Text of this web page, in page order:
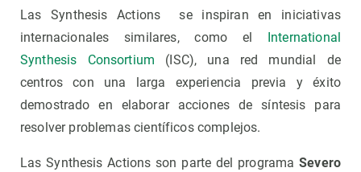
Las Synthesis Actions se inspiran en iniciativas
internacionales similares, como el
International
Synthesis Consortium (ISC), una red mundial de
centros con una larga experiencia previa y éxito
demostrado en elaborar acciones de síntesis para
resolver problemas científicos complejos.
Las Synthesis Actions son parte del programaSevero